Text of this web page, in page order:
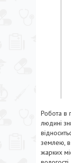
Робота в
людині
землею,
жарких